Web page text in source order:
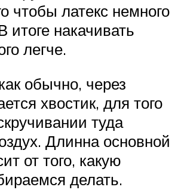
чтобы латекс немного
итоге накачивать
легче.
обычно, через
хвостик, для того
туда
Длинна основной
от того, какую
делать.